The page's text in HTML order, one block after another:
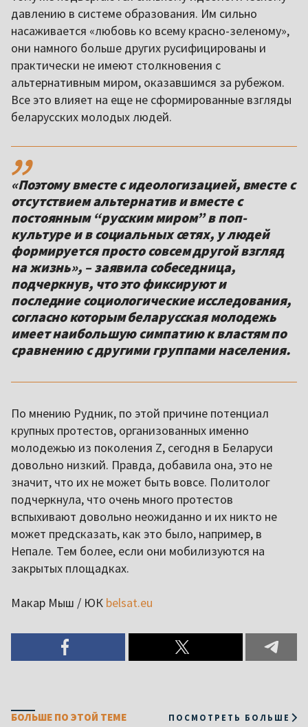
давлению в системе образования. Им сильно
насаживается «любовь ко всему красно-зеленому»,
они намного больше других русифицированы и
практически не имеют столкновения с
альтернативным миром, оказавшимся за рубежом.
Все это влияет на еще не сформированные взгляды
беларусских молодых людей.
,,
«Поэтому вместе с идеологизацией, вместе с
отсутствием альтернатив и вместе с
постоянным “русским миром” в поп-
культуре и в социальных сетях, у людей
формируется просто совсем другой взгляд
на жизнь», – заявила собеседница,
подчеркнув, что это фиксируют и
последние социологические исследования,
согласно которым беларусская молодежь
имеет наибольшую симпатию к властям по
сравнению с другими группами населения.
По мнению Рудник, по этой причине потенциал
крупных протестов, организованных именно
молодежью из поколения Z, сегодня в Беларуси
довольно низкий. Правда, добавила она, это не
значит, что их не может быть вовсе. Политолог
подчеркнула, что очень много протестов
вспыхивают довольно неожиданно и их никто не
может предсказать, как это было, например, в
Непале. Тем более, если они мобилизуются на
закрытых площадках.
Макар Мыш / ЮК belsat.eu
БОЛЬШЕ ПО ЭТОЙ ТЕМЕ ПОСМОТРЕТЬ БОЛЬШЕ